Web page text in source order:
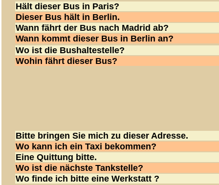
Hält dieser Bus in Paris?
Dieser Bus hält in Berlin.
Wann fährt der Bus nach Madrid ab?
Wann kommt dieser Bus in Berlin an?
Wo ist die Bushaltestelle?
Wohin fährt dieser Bus?
Bitte bringen Sie mich zu dieser Adresse.
Wo kann ich ein Taxi bekommen?
Eine Quittung bitte.
Wo ist die nächste Tankstelle?
Wo finde ich bitte eine Werkstatt ?